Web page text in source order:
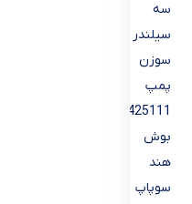
سه
سیلندر
سوزن
پمپ
1418425111
بوش
هند
سوپاپ